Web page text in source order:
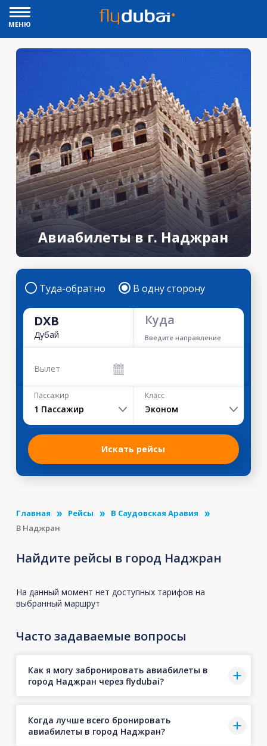
МЕНЮ
Авиабилеты в г. Наджран
Туда-обратно В одну сторону
DXB
Дубай
Куда
Введите направление
Вылет
Пассажир
1 Пассажир
Класс
Эконом
Искать рейсы
Главная Рейсы
В Саудовская Аравия
В Наджран
Найдите рейсы в город Наджран
На данный момент нет доступных тарифов на
выбранный маршрут
Часто задаваемые вопросы
Как я могу забронировать авиабилеты в
город Наджран через flydubai?
Когда лучше всего бронировать
авиабилеты в город Наджран?